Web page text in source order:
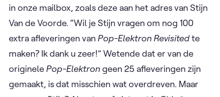
in onze mailbox, zoals deze aan het adres van Stijn
Van de Voorde. “Wil je Stijn vragen om nog 100
extra afleveringen van Pop-Elektron Revisitedte
maken? Ik dank u zeer!” Wetende dat er van de
originelePop-Elektrongeen 25 afleveringen zijn
gemaakt, is dat misschien wat overdreven. Maar